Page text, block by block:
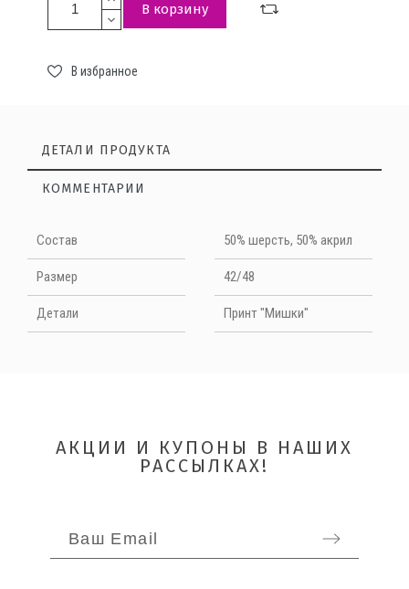
В корзину
В избранное
ДЕТАЛИ ПРОДУКТА
КОММЕНТАРИИ
Cостав 50% шерсть, 50% акрил
Размер 42/48
Детали Принт "Мишки"
Нет отзывов на данный момент
НАПИШИТЕ ОТЗЫВ
ОТПРАВИТЬ
АКЦИИ И КУПОНЫ В НАШИХ
РАССЫЛКАХ!